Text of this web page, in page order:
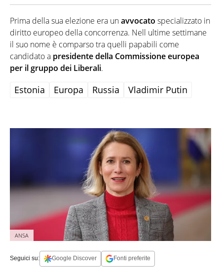
Prima della sua elezione era unavvocato specializzato in
diritto europeo della concorrenza. Nell ultime settimane
il suo nome è comparso tra quelli papabili come
candidato a presidente della Commissione europea
per il gruppo dei Liberali.
Estonia Europa Russia Vladimir Putin
ANSA
Seguici su: Google Discover Fonti preferite